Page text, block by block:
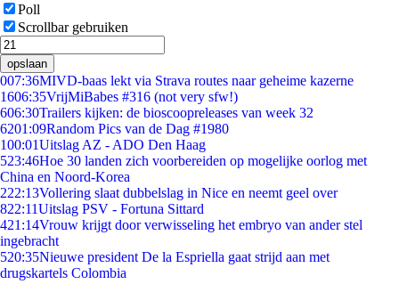
Poll
Scrollbar gebruiken
opslaan
007:36MIVD-baas lekt via Strava routes naar geheime kazerne
1606:35VrijMiBabes #316 (not very sfw!)
606:30Trailers kijken: de bioscoopreleases van week 32
6201:09Random Pics van de Dag #1980
100:01Uitslag AZ - ADO Den Haag
523:46Hoe 30 landen zich voorbereiden op mogelijke oorlog met
China en Noord-Korea
222:13Vollering slaat dubbelslag in Nice en neemt geel over
822:11Uitslag PSV - Fortuna Sittard
421:14Vrouw krijgt door verwisseling het embryo van ander stel
ingebracht
520:35Nieuwe president De la Espriella gaat strijd aan met
drugskartels Colombia